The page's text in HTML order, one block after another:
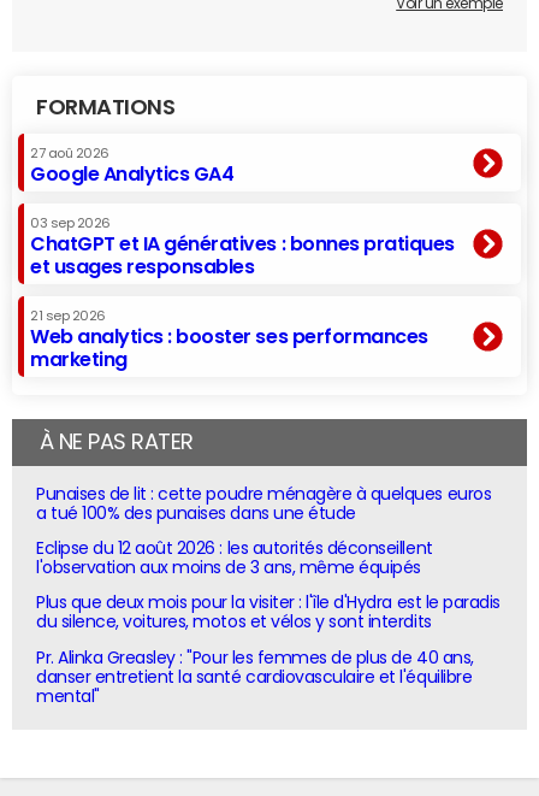
Voir un exemple
FORMATIONS
27 aoû 2026
Google Analytics GA4
03 sep 2026
ChatGPT et IA génératives : bonnes pratiques
et usages responsables
21 sep 2026
Web analytics : booster ses performances
marketing
À NE PAS RATER
Punaises de lit : cette poudre ménagère à quelques euros
a tué 100% des punaises dans une étude
Eclipse du 12 août 2026 : les autorités déconseillent
l'observation aux moins de 3 ans, même équipés
Plus que deux mois pour la visiter : l'île d'Hydra est le paradis
du silence, voitures, motos et vélos y sont interdits
Pr. Alinka Greasley : "Pour les femmes de plus de 40 ans,
danser entretient la santé cardiovasculaire et l'équilibre
mental"